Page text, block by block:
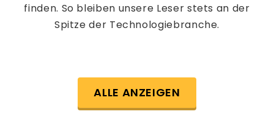
finden. So bleiben unsere Leser stets an der
Spitze der Technologiebranche.
ALLE ANZEIGEN